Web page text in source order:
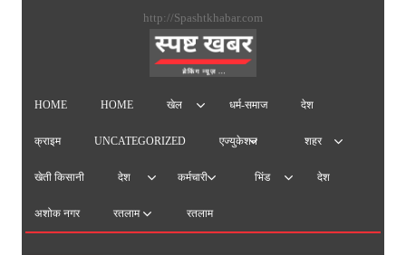
http://Spashtkhabar.com
HOME HOME खेल धर्म-समाज देश
क्राइम UNCATEGORIZED एज्युकेशन शहर
खेती किसानी देश कर्मचारी भिंड देश
अशोक नगर रतलाम रतलाम